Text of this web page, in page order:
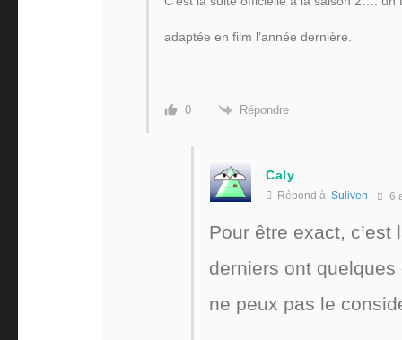
adaptée en film l’année dernière.
0 Répondre
Caly
Répond à Suliven 6
Pour être exact,
derniers ont
ne peux pas le